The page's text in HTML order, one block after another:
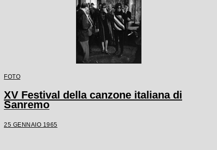
FOTO
XV Festival della canzone italiana di
Sanremo
25 GENNAIO 1965